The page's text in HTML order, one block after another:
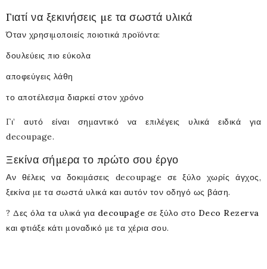
Γιατί να ξεκινήσεις με τα σωστά υλικά
Όταν χρησιμοποιείς ποιοτικά προϊόντα:
δουλεύεις πιο εύκολα
αποφεύγεις λάθη
το αποτέλεσμα διαρκεί στον χρόνο
Γι’ αυτό είναι σημαντικό να επιλέγεις υλικά ειδικά για
decoupage.
Ξεκίνα σήμερα το πρώτο σου έργο
Αν θέλεις να δοκιμάσεις decoupage σε ξύλο χωρίς άγχος,
ξεκίνα με τα σωστά υλικά και αυτόν τον οδηγό ως βάση.
? Δες όλα τα υλικά για decoupage σε ξύλο στο Deco Rezerva
και φτιάξε κάτι μοναδικό με τα χέρια σου.